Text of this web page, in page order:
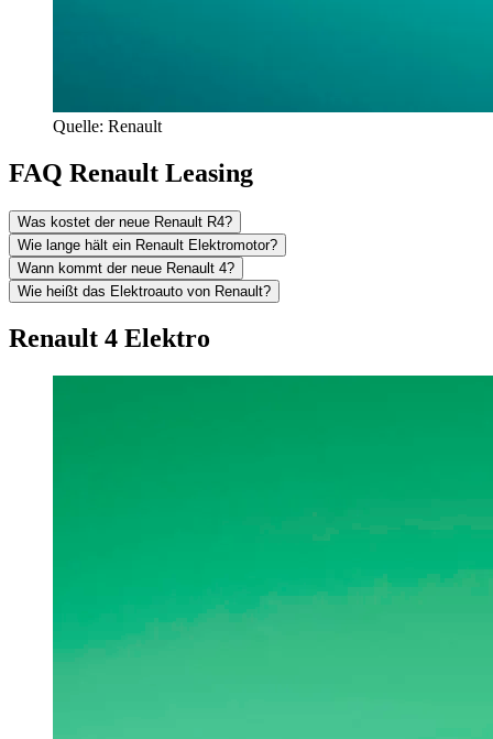
Quelle: Renault
FAQ Renault Leasing
Was kostet der neue Renault R4?
Wie lange hält ein Renault Elektromotor?
Wann kommt der neue Renault 4?
Wie heißt das Elektroauto von Renault?
Renault 4 Elektro